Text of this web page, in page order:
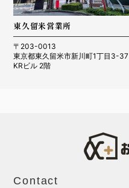
東久留米営業所
〒203-0013
東京都東久留米市新川町1丁目3-37
KRビル 2階
Contact